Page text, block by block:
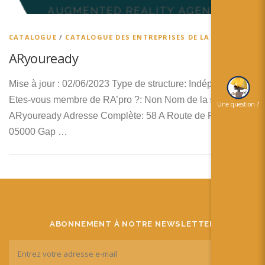
CATALOGUE / CATALOGUE DES ENTREPRISES DE LA RA
ARyouready
Mise à jour : 02/06/2023 Type de structure: Indépendant
Etes-vous membre de RA’pro ?: Non Nom de la structure:
ARyouready Adresse Complète: 58 A Route de Pic Ponçon
05000 Gap …
ABONNEMENT À NOTRE NEWSLETTER
Une question ?